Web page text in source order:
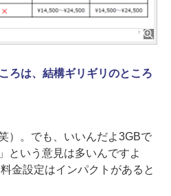
ろは、結構ギリギリのところ
）。でも、いいんだよ3GBで
という意見は多いんですよ
金設定はインパクトがあると